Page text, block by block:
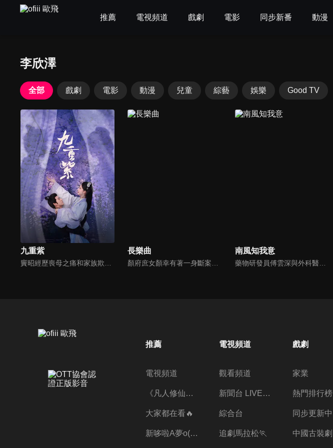
推薦 電視頻道 戲劇 電影 同步新番 動漫
李欣澤
全部 戲劇 電影 動漫 兒童 綜藝 娛樂 Good TV
九重紫 長樂曲 南風知我意
藥物研發員傅雲深與外科醫生朱舊落後地區進行人道醫療救援，兩人從誤解到經歷生死後的兩心相許，還來不及坦誠心意，一場事故讓傅雲深陷入人生低谷，他斬斷與朱舊的聯繫。一年後，朱舊以家庭醫生的身份與傅雲深重逢，面對他的百般刁難，朱舊用樂觀的心態與不離不棄的愛慢慢治癒雲深，陪他走出黑暗深淵。
推薦
電視頻道
《凡人修仙傳》第五季全新開播✨
大家都在看🔥
新哆啦A夢o((ﾐﾟｴﾟﾐ))o
電視頻道
觀看頻道
新聞台 LIVE 直播
綜合台
追劇馬拉松🏃
戲劇
家業
熱門排行榜
同步更新中
中國古裝劇